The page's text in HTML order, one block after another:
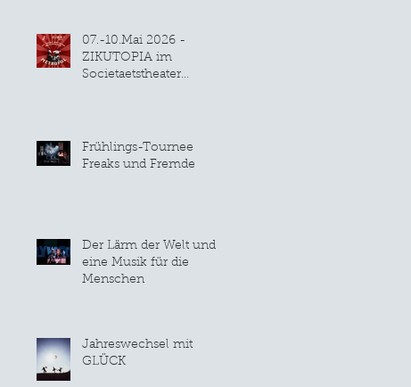
07.-10.Mai 2026 -
ZIKUTOPIA im
Societaetstheater
Frühlings-Tournee
Freaks und Fremde
Der Lärm der Welt und
eine Musik für die
Menschen
Jahreswechsel mit
GLÜCK